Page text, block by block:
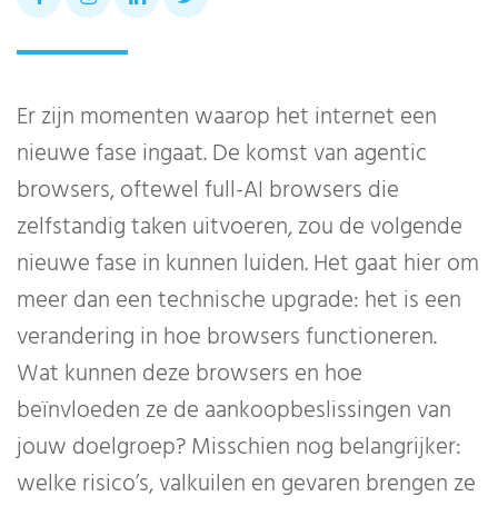
Er zijn momenten waarop het internet een
nieuwe fase ingaat. De komst van agentic
browsers, oftewel full-AI browsers die
zelfstandig taken uitvoeren, zou de volgende
nieuwe fase in kunnen luiden. Het gaat hier om
meer dan een technische upgrade: het is een
verandering in hoe browsers functioneren.
Wat kunnen deze browsers en hoe
beïnvloeden ze de aankoopbeslissingen van
jouw doelgroep? Misschien nog belangrijker:
welke risico’s, valkuilen en gevaren brengen ze